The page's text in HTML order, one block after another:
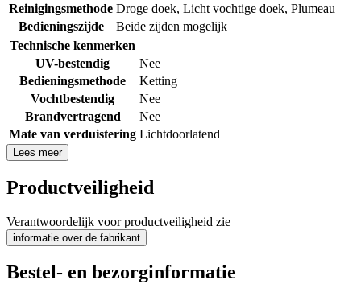
Reinigingsmethode Droge doek, Licht vochtige doek, Plumeau
Bedieningszijde
Beide zijden mogelijk
Technische kenmerken
UV-bestendig
Nee
Bedieningsmethode
Ketting
Vochtbestendig
Nee
Brandvertragend
Nee
Mate van verduistering Lichtdoorlatend
Lees meer
Productveiligheid
Verantwoordelijk voor productveiligheid zie
informatie over de fabrikant
Bestel- en bezorginformatie